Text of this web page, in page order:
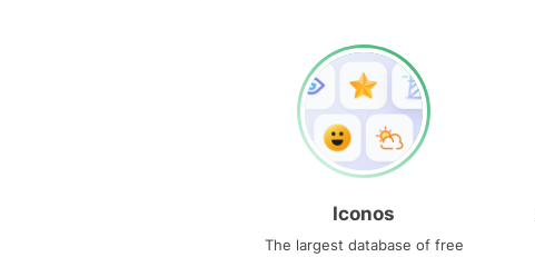
Iconos
The largest database of free